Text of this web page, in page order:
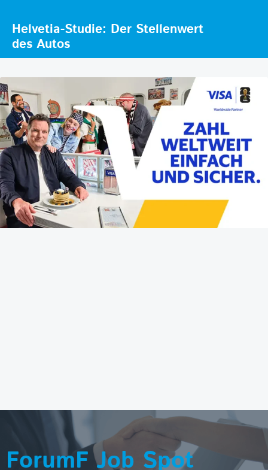
Helvetia-Studie: Der Stellenwert
des Autos
ForumF Job Spot